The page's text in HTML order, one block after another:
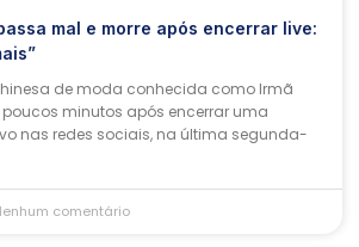
mal e morre após encerrar live:
de moda conhecida como Irmã
minutos após encerrar uma
nas redes sociais, na última segunda-
comentário